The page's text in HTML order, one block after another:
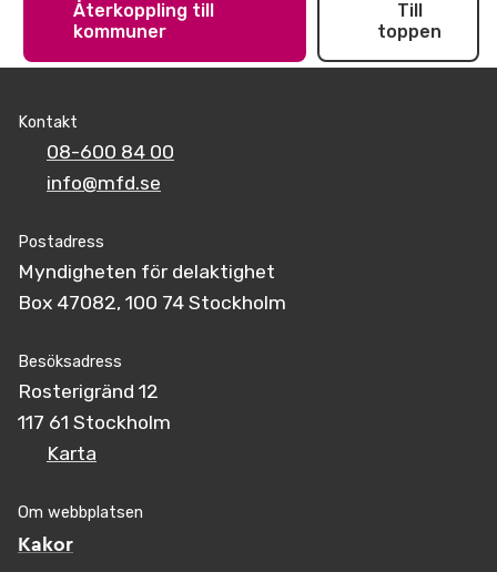
Återkoppling till
kommuner
Till
toppen
Kontakt
08-600 84 00
info@mfd.se
Postadress
Myndigheten för delaktighet
Box 47082, 100 74 Stockholm
Besöksadress
Rosterigränd 12
117 61 Stockholm
Karta
Om webbplatsen
Kakor